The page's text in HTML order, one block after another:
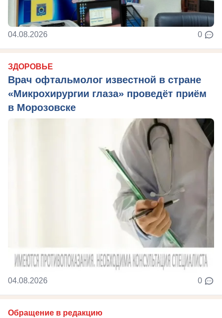
04.08.2026 0
ЗДОРОВЬЕ
Врач офтальмолог известной в стране
«Микрохирургии глаза» проведёт приём
в Морозовске
04.08.2026 0
Обращение в редакцию